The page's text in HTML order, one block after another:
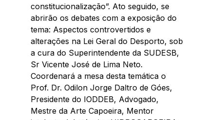
constitucionalização”. Ato seguido, se
abrirão os debates com a exposição do
tema: Aspectos controvertidos e
alterações na Lei Geral do Desporto, sob
a cura do Superintendente da SUDESB,
Sr Vicente José de Lima Neto.
Coordenará a mesa desta temática o
Prof. Dr. Odilon Jorge Daltro de Góes,
Presidente do IODDEB, Advogado,
Mestre da Arte Capoeira, Mentor